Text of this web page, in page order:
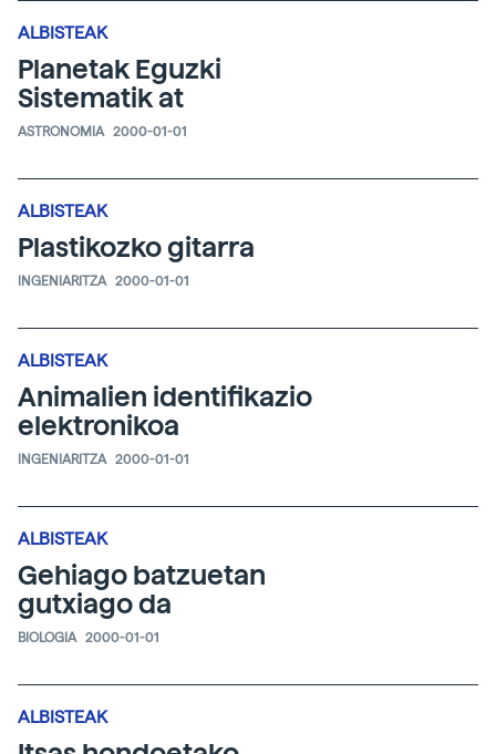
ALBISTEAK
Planetak Eguzki
Sistematik at
ASTRONOMIA 2000-01-01
ALBISTEAK
Plastikozko gitarra
INGENIARITZA 2000-01-01
ALBISTEAK
Animalien identifikazio
elektronikoa
INGENIARITZA 2000-01-01
ALBISTEAK
Gehiago batzuetan
gutxiago da
BIOLOGIA 2000-01-01
ALBISTEAK